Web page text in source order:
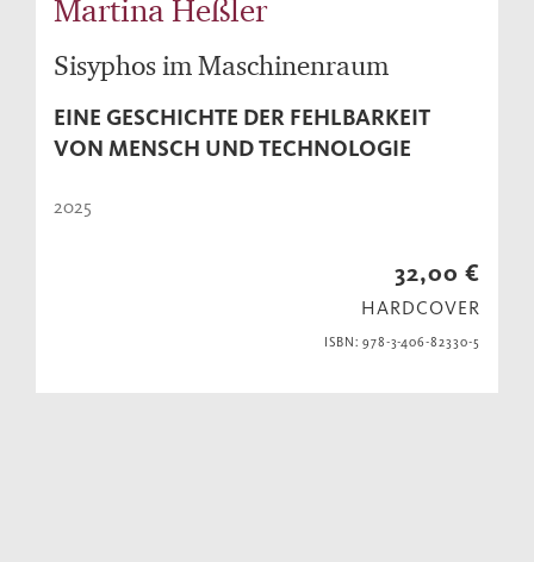
Martina Heßler
Sisyphos im Maschinenraum
EINE GESCHICHTE DER FEHLBARKEIT
VON MENSCH UND TECHNOLOGIE
2025
32,00 €
HARDCOVER
ISBN: 978-3-406-82330-5